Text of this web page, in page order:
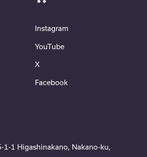
Instagram
YouTube
X
Facebook
1-1 Higashinakano, Nakano-ku,